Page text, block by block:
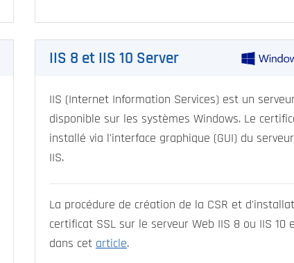
IIS 8 et IIS 10 Server
IIS (Internet Information Services) est un
disponible sur les systèmes Windows. Le
installé via l'interface graphique (GUI) du
IIS.
La procédure de création de la CSR et
certificat SSL sur le serveur Web IIS 8 ou IIS 10
dans cet article.